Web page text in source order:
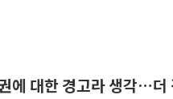
에 대한 경고라 생각…